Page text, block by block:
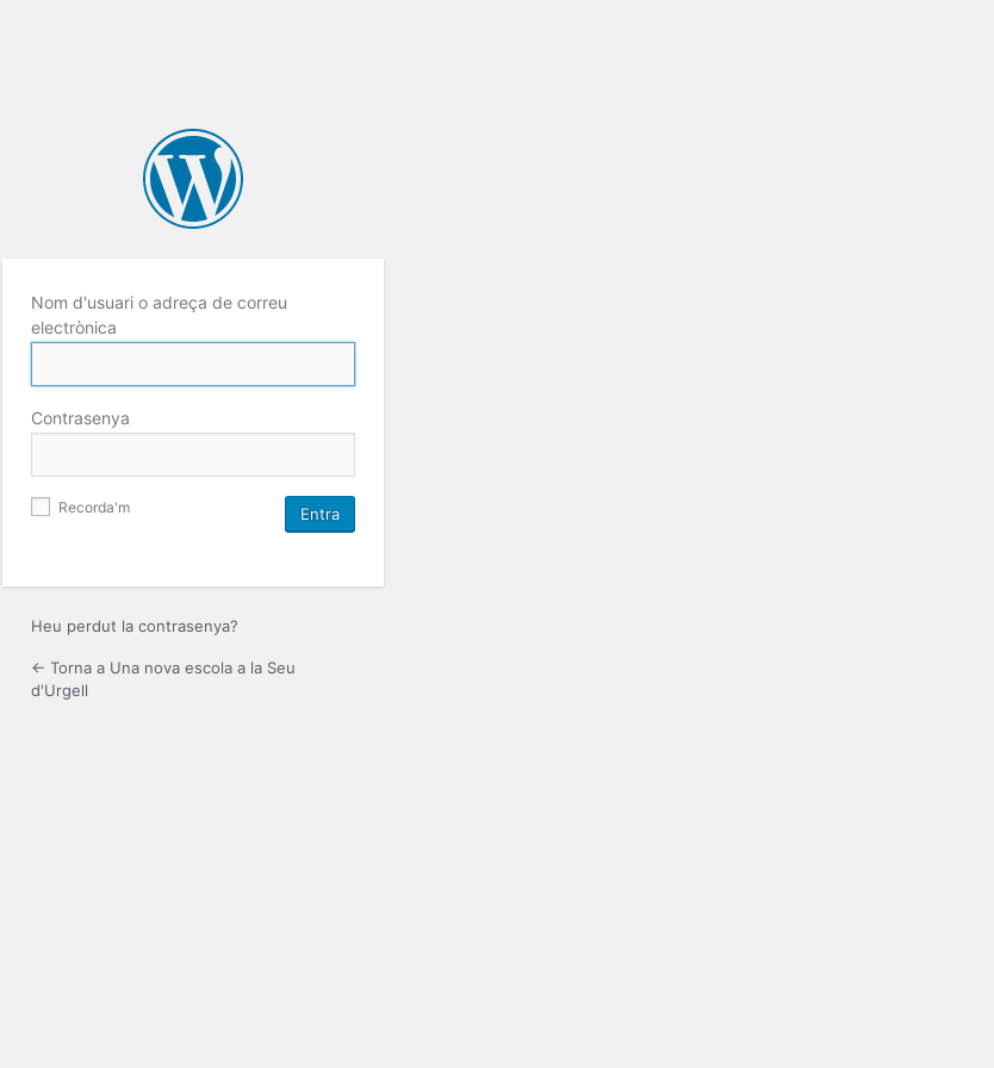
Nom d'usuari o adreça de correu
electrònica
Contrasenya
Recorda'm
Heu perdut la contrasenya?
← Torna a Una nova escola a la Seu
d'Urgell